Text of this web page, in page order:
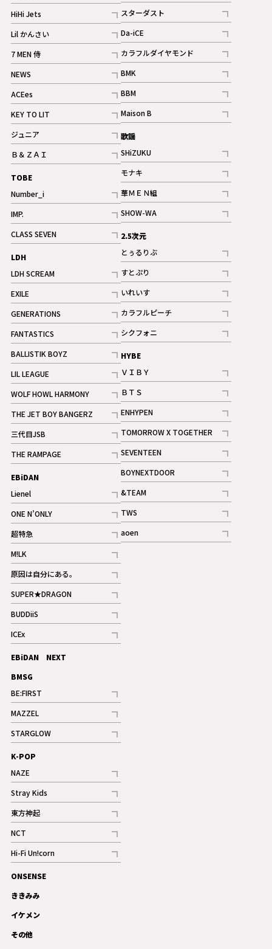
記事
HiHi Jets
記事
Lil かんさい
記事
7 MEN 侍
記事
NEWS
記事
ACEes
記事
KEY TO LIT
記事
ジュニア
記事
Ｂ＆ＺＡＩ
記事
TOBE
Number_i
記事
IMP.
記事
CLASS SEVEN
記事
LDH
LDH SCREAM
記事
EXILE
記事
GENERATIONS
記事
FANTASTICS
記事
BALLISTIK BOYZ
記事
LIL LEAGUE
記事
WOLF HOWL HARMONY
記事
THE JET BOY BANGERZ
記事
三代目JSB
記事
THE RAMPAGE
記事
ギャラリー
EBiDAN
Lienel
記事
ONE N’ONLY
記事
超特急
記事
M!LK
記事
原因は自分にある。
記事
SUPER★DRAGON
記事
BUDDiiS
記事
ICEx
記事
EBiDAN NEXT
BMSG
BE:FIRST
記事
ギャラリー
MAZZEL
記事
ギャラリー
STARGLOW
記事
記事
ギャラリー
スターダスト
記事
Da-iCE
記事
カラフルダイヤモンド
記事
BMK
記事
BBM
記事
ギャラリー
Maison B
記事
歌謡
SHiZUKU
記事
モナキ
記事
華ＭＥＮ組
記事
SHOW-WA
記事
2.5次元
とぅるりぶ
記事
すとぷり
記事
ギャラリー
いれいす
記事
ギャラリー
カラフルピーチ
記事
シクフォニ
記事
HYBE
ＶＩＢＹ
記事
ＢＴＳ
記事
ENHYPEN
記事
TOMORROW X TOGETHER
記事
ギャラリー
SEVENTEEN
記事
BOYNEXTDOOR
記事
&TEAM
記事
TWS
記事
aoen
記事
K-POP
NAZE
記事
Stray Kids
記事
東方神起
記事
NCT
記事
Hi-Fi Un!corn
記事
ギャラリー
ONSENSE
ききみみ
イケメン
その他